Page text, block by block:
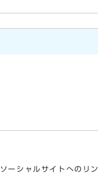
ソーシャルサイトへのリ